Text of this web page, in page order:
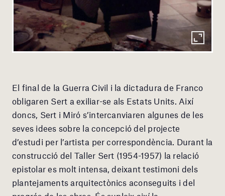
El final de la Guerra Civil i la dictadura de Franco
obligaren Sert a exiliar-se als Estats Units. Així
doncs, Sert i Miró s’intercanviaren algunes de les
seves idees sobre la concepció del projecte
d’estudi per l’artista per correspondència. Durant la
construcció del Taller Sert (1954-1957) la relació
epistolar es molt intensa, deixant testimoni dels
plantejaments arquitectònics aconseguits i del